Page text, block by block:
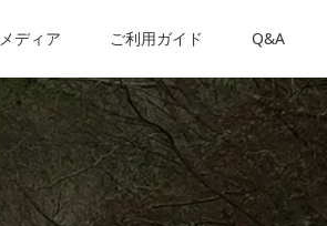
メディア ご利用ガイド Q&A